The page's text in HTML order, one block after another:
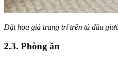
Đặt hoa giả trang trí trên tủ đầu
2.3. Phòng ăn